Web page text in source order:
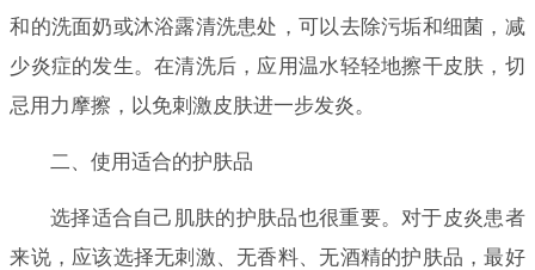
和的洗面奶或沐浴露清洗患处，可以去除污垢和细菌，减
少炎症的发生。在清洗后，应用温水轻轻地擦干皮肤，切
忌用力摩擦，以免刺激皮肤进一步发炎。
二、使用适合的护肤品
选择适合自己肌肤的护肤品也很重要。对于皮炎患者
来说，应该选择无刺激、无香料、无酒精的护肤品，最好